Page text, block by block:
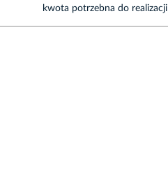
kwota potrzebna do realizacji